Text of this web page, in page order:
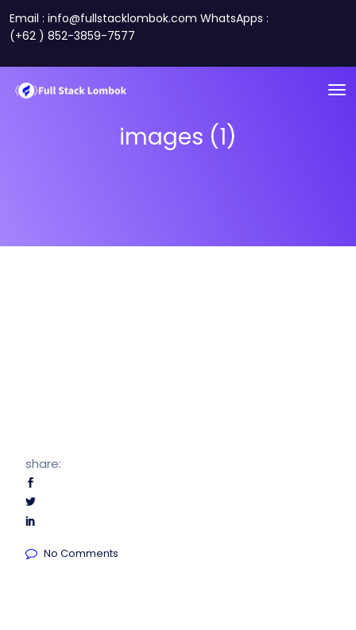
Email : info@fullstacklombok.com WhatsApps :
(+62 ) 852-3859-7577
images (1)
share:
No Comments